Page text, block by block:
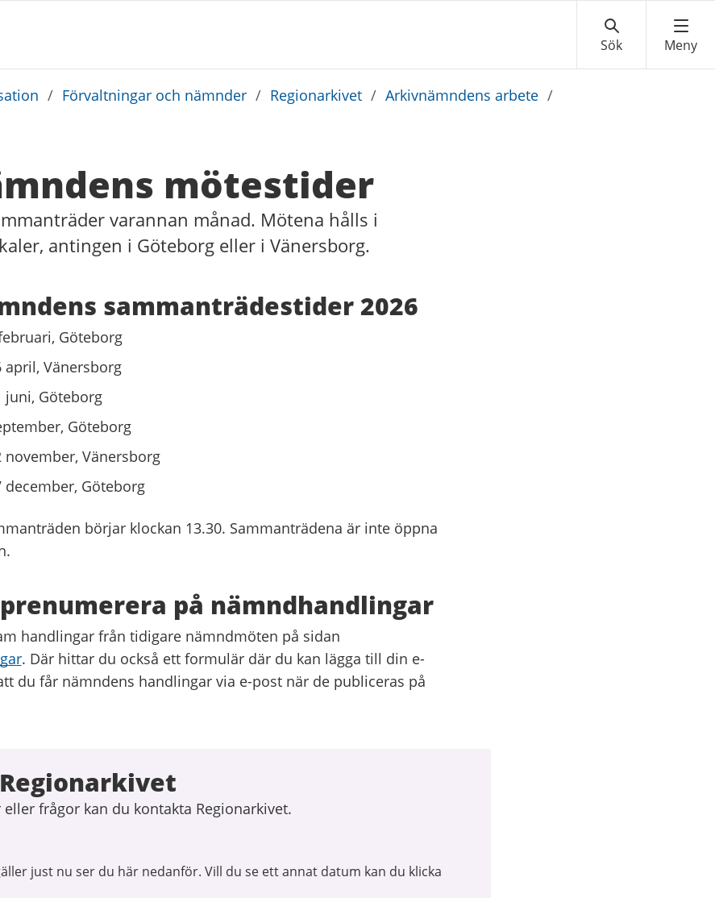
/ Förvaltningar och nämnder / Regionarkivet / Arkivnämndens arbete /
mötestider
varannan månad. Mötena hålls i
antingen i Göteborg eller i Vänersborg.
sammanträdestider 2026
Göteborg
april, Vänersborg
juni, Göteborg
Göteborg
november, Vänersborg
december, Göteborg
börjar klockan 13.30. Sammanträdena är inte öppna
på nämndhandlingar
handlingar från tidigare nämndmöten på sidan
. Där hittar du också ett formulär där du kan lägga till din e-
du får nämndens handlingar via e-post när de publiceras på
frågor kan du kontakta Regionarkivet.
just nu ser du här nedanför. Vill du se ett annat datum kan du klicka